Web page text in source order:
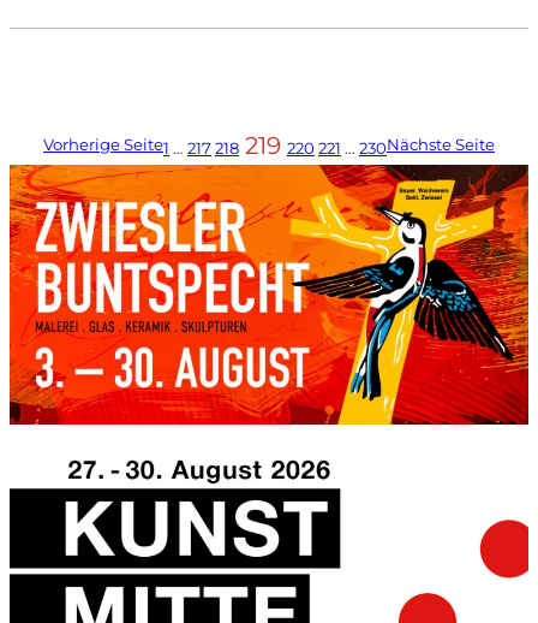
Vorherige Seite1 … 217218 219 220 221 … 230Nächste Seite